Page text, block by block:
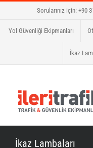
content
Sorularınız için: +90
Yol Güvenliği Ekipmanları
İkaz
İkaz Lambaları